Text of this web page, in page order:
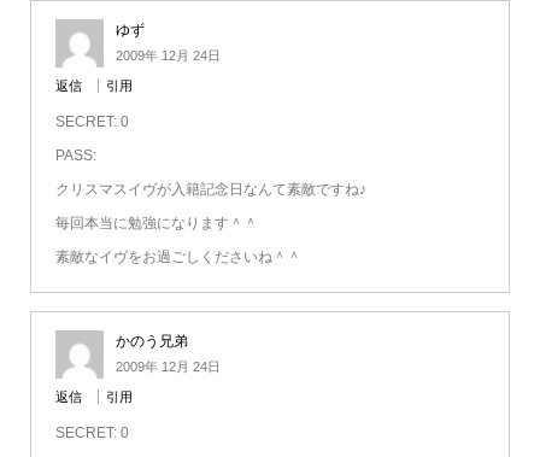
ゆず
2009年 12月 24日
返信 引用
SECRET: 0
PASS:
クリスマスイヴが入籍記念日なんて素敵ですね♪
毎回本当に勉強になります＾＾
素敵なイヴをお過ごしくださいね＾＾
かのう兄弟
2009年 12月 24日
返信 引用
SECRET: 0